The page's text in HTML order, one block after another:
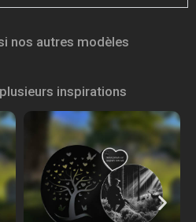
nos autres modèles
inspirations